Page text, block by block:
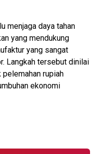
menjaga daya tahan
yang mendukung
yang sangat
Langkah tersebut dinilai
rupiah
ekonomi